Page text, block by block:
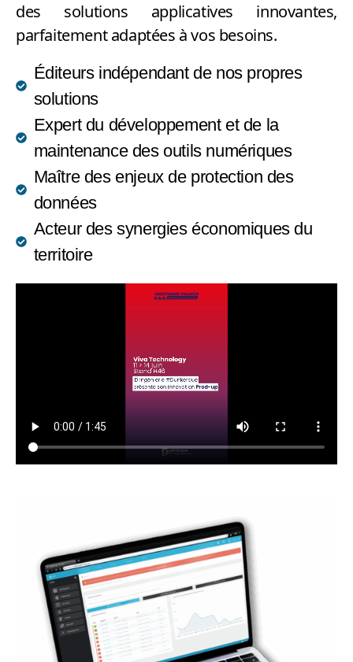
des solutions applicatives innovantes,
parfaitement adaptées à vos besoins.
Éditeurs indépendant de nos propres
solutions
Expert du développement et de la
maintenance des outils numériques
Maître des enjeux de protection des
données
Acteur des synergies économiques du
territoire